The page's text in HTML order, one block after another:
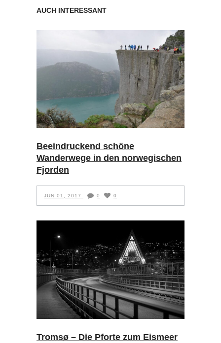
AUCH INTERESSANT
Beeindruckend schöne
Wanderwege in den norwegischen
Fjorden
JUN 01, 2017 0 0
Tromsø – Die Pforte zum Eismeer